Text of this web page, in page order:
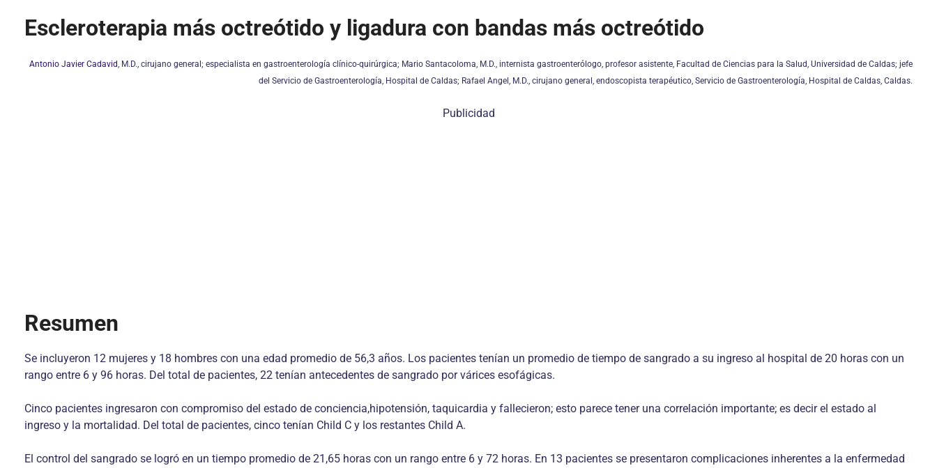
Escleroterapia más octreótido y ligadura con bandas más octreótido
Antonio Javier Cadavid, M.D., cirujano general; especialista en gastroenterología clínico-quirúrgica; Mario Santacoloma, M.D., internista gastroenterólogo, profesor asistente, Facultad de Ciencias para la Salud, Universidad de Caldas; jefe
del Servicio de Gastroenterología, Hospital de Caldas; Rafael Angel, M.D., cirujano general, endoscopista terapéutico, Servicio de Gastroenterología, Hospital de Caldas, Caldas.
Publicidad
Resumen
Se incluyeron 12 mujeres y 18 hombres con una edad promedio de 56,3 años. Los pacientes tenían un promedio de tiempo de sangrado a su ingreso al hospital de 20 horas con un
rango entre 6 y 96 horas. Del total de pacientes, 22 tenían antecedentes de sangrado por várices esofágicas.
Cinco pacientes ingresaron con compromiso del estado de conciencia,hipotensión, taquicardia y fallecieron; esto parece tener una correlación importante; es decir el estado al
ingreso y la mortalidad. Del total de pacientes, cinco tenían Child C y los restantes Child A.
El control del sangrado se logró en un tiempo promedio de 21,65 horas con un rango entre 6 y 72 horas. En 13 pacientes se presentaron complicaciones inherentes a la enfermedad